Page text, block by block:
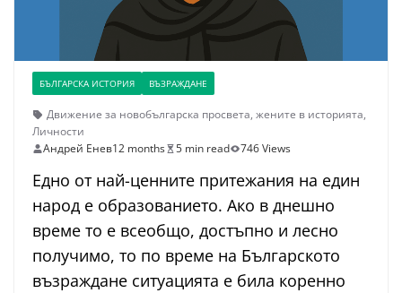
БЪЛГАРСКА ИСТОРИЯ ВЪЗРАЖДАНЕ
Движение за новобългарска просвета, жените в историята,
Личности
Андрей Енев12 months 5 min read 746 Views
Едно от най-ценните притежания на един
народ е образованието. Ако в днешно
време то е всеобщо, достъпно и лесно
получимо, то по време на Българското
възраждане ситуацията е била коренно